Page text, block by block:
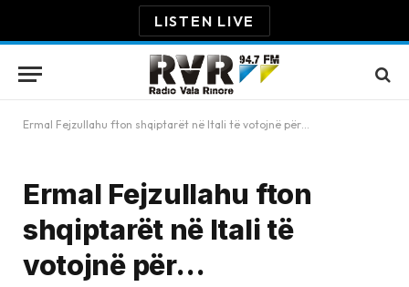
LISTEN LIVE
Ermal Fejzullahu fton shqiptarët në Itali të votojnë për…
Ermal Fejzullahu fton
shqiptarët në Itali të
votojnë për…